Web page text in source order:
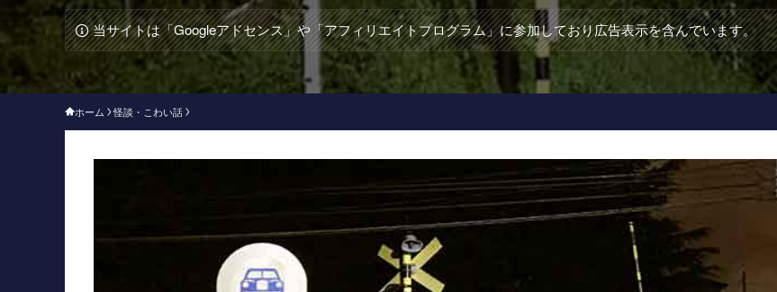
当サイトは「Googleアドセンス」や「アフィリエイトプログラム」に参加しており広告表示を含んでいます。
ホーム 怪談・こわい話